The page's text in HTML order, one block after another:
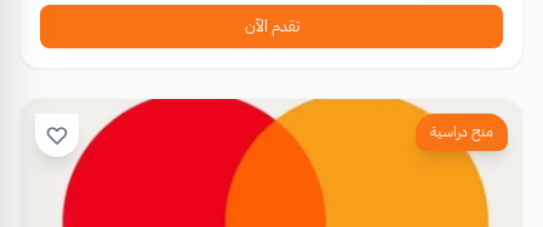
تقدم الآن
منح دراسية